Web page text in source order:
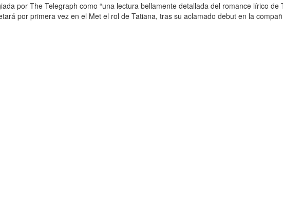
por The Telegraph como “una lectura bellamente detallada del romance lírico de
por primera vez en el Met el rol de Tatiana, tras su aclamado debut en la